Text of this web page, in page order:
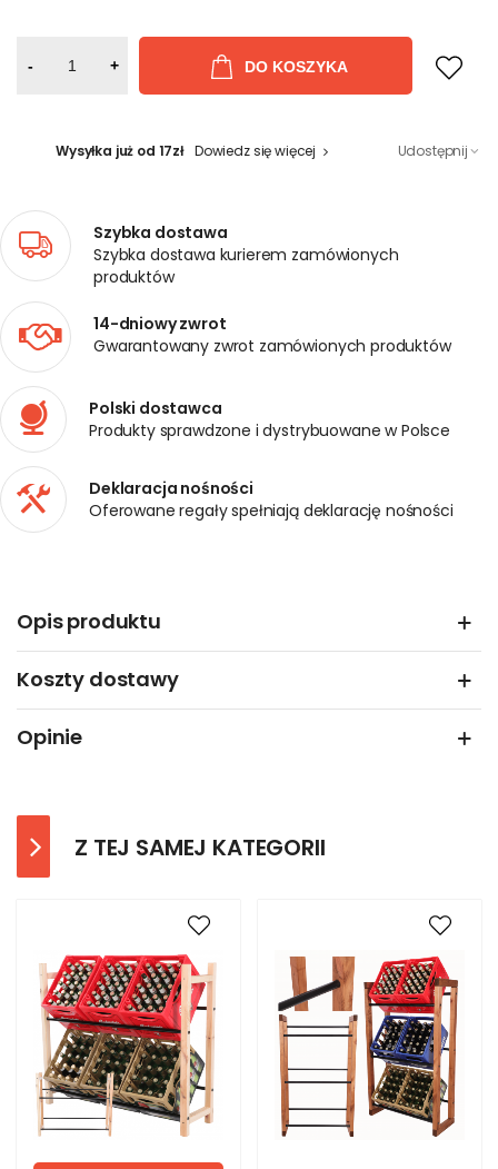
- + DO KOSZYKA
Wysyłka już od 17zł Dowiedz się więcej Udostępnij
Szybka dostawa
Szybka dostawa kurierem zamówionych
produktów
14-dniowy zwrot
Gwarantowany zwrot zamówionych produktów
Polski dostawca
Produkty sprawdzone i dystrybuowane w Polsce
Deklaracja nośności
Oferowane regały spełniają deklarację nośności
Opis produktu
Koszty dostawy
Opinie
Z TEJ SAMEJ KATEGORII